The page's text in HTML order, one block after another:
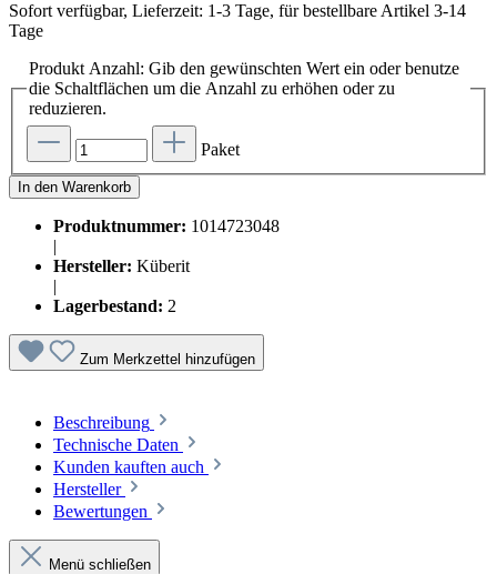
Sofort verfügbar, Lieferzeit: 1-3 Tage, für bestellbare Artikel 3-14
Tage
Produkt Anzahl: Gib den gewünschten Wert ein oder benutze
die Schaltflächen um die Anzahl zu erhöhen oder zu
reduzieren.
Paket
In den Warenkorb
Produktnummer: 1014723048
|
Hersteller: Küberit
|
Lagerbestand: 2
Zum Merkzettel hinzufügen
Beschreibung
Technische Daten
Kunden kauften auch
Hersteller
Bewertungen
Menü schließen